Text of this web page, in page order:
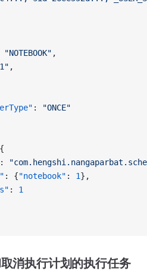
"NOTEBOOK" ,
,
:
"ONCE"
:
: {"notebook" : 1},
: 1
消执行计划的执行任务